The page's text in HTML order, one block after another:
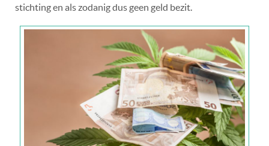
stichting en als zodanig dus geen geld bezit.